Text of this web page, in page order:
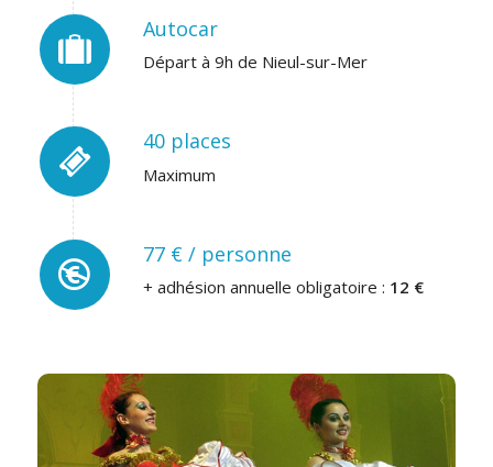
Autocar
Départ à 9h de Nieul-sur-Mer
40 places
Maximum
77 € / personne
+ adhésion annuelle obligatoire : 12 €